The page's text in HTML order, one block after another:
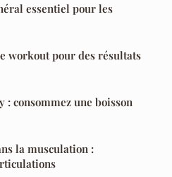
essentiel pour les
workout pour des résultats
: consommez une boisson
la musculation :